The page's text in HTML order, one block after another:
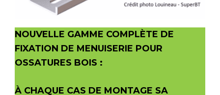
NOUVELLE GAMME COMPLÈTE DE
FIXATION DE MENUISERIE POUR
OSSATURES BOIS :
À CHAQUE CAS DE MONTAGE SA